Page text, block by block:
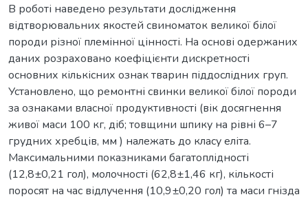
В роботі наведено результати дослідження
відтворювальних якостей свиноматок великої білої
породи різної племінної цінності. На основі одержаних
даних розраховано коефіцієнти дискретності
основних кількісних ознак тварин піддослідних груп.
Установлено, що ремонтні свинки великої білої породи
за ознаками власної продуктивності (вік досягнення
живої маси 100 кг, діб; товщини шпику на рівні 6–7
грудних хребців, мм ) належать до класу еліта.
Максимальними показниками багатоплідності
(12,8±0,21 гол), молочності (62,8±1,46 кг), кількості
поросят на час відлучення (10,9±0,20 гол) та маси гнізда